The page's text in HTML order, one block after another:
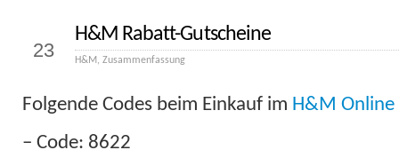
23
H&M Rabatt-Gutscheine
H&M, Zusammenfassung
Folgende Codes beim Einkauf im H&M Online
– Code: 8622